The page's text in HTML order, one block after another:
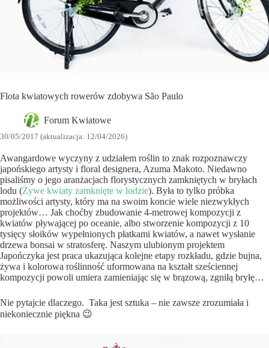
Flota kwiatowych rowerów zdobywa São Paulo
Forum Kwiatowe
30/05/2017 (aktualizacja: 12/04/2026)
Awangardowe wyczyny z udziałem roślin to znak rozpoznawczy
japońskiego artysty i floral designera, Azuma Makoto. Niedawno
pisaliśmy o jego aranżacjach florystycznych zamkniętych w bryłach
lodu (Żywe kwiaty zamknięte w lodzie). Była to tylko próbka
możliwości artysty, który ma na swoim koncie wiele niezwykłych
projektów… Jak choćby zbudowanie 4-metrowej kompozycji z
kwiatów pływającej po oceanie, albo stworzenie kompozycji z 10
tysięcy słoików wypełnionych płatkami kwiatów, a nawet wysłanie
drzewa bonsai w stratosferę. Naszym ulubionym projektem
Japończyka jest praca ukazująca kolejne etapy rozkładu, gdzie bujna,
żywa i kolorowa roślinność uformowana na kształt sześciennej
kompozycji powoli umiera zamieniając się w brązową, zgniłą bryłę…
Nie pytajcie dlaczego. Taka jest sztuka – nie zawsze zrozumiała i
niekoniecznie piękna 😉